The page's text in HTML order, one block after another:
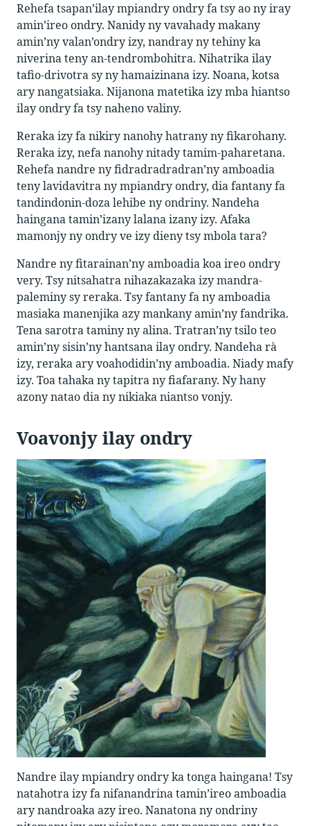
Rehefa tsapan’ilay mpiandry ondry fa tsy ao ny iray
amin’ireo ondry. Nanidy ny vavahady makany
amin’ny valan’ondry izy, nandray ny tehiny ka
niverina teny an-tendrombohitra. Nihatrika ilay
tafio-drivotra sy ny hamaizinana izy. Noana, kotsa
ary nangatsiaka. Nijanona matetika izy mba hiantso
ilay ondry fa tsy naheno valiny.
Reraka izy fa nikiry nanohy hatrany ny fikarohany.
Reraka izy, nefa nanohy nitady tamim-paharetana.
Rehefa nandre ny fidradradradran’ny amboadia
teny lavidavitra ny mpiandry ondry, dia fantany fa
tandindonin-doza lehibe ny ondriny. Nandeha
haingana tamin’izany lalana izany izy. Afaka
mamonjy ny ondry ve izy dieny tsy mbola tara?
Nandre ny fitarainan’ny amboadia koa ireo ondry
very. Tsy nitsahatra nihazakazaka izy mandra-
paleminy sy reraka. Tsy fantany fa ny amboadia
masiaka manenjika azy mankany amin’ny fandrika.
Tena sarotra taminy ny alina. Tratran’ny tsilo teo
amin’ny sisin’ny hantsana ilay ondry. Nandeha rà
izy, reraka ary voahodidin’ny amboadia. Niady mafy
izy. Toa tahaka ny tapitra ny fiafarany. Ny hany
azony natao dia ny nikiaka niantso vonjy.
Voavonjy ilay ondry
Nandre ilay mpiandry ondry ka tonga haingana! Tsy
natahotra izy fa nifanandrina tamin’ireo amboadia
ary nandroaka azy ireo. Nanatona ny ondriny